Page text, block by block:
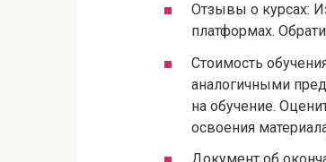
Отзывы о курсах:
платформах.
Стоимость
аналогичными
на обучение.
освоения